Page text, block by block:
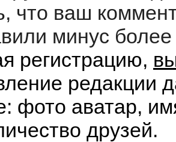
что ваш
минус
регистрацию,
редакции
фото аватар,
друзей.